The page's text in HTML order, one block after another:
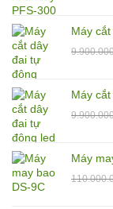
Máy
Máy
Máy